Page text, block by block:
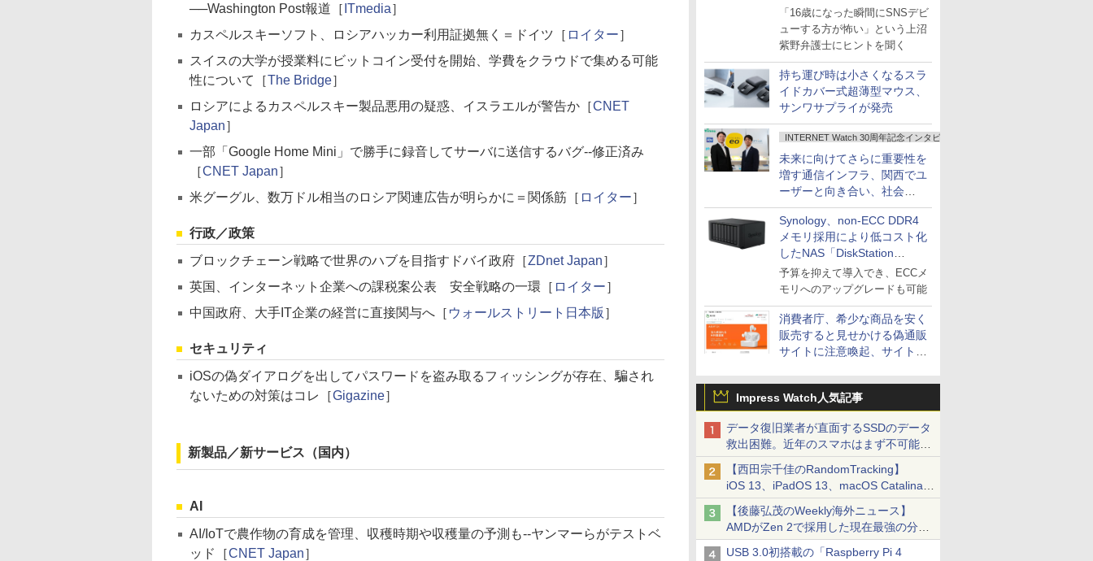
いですか？
「16歳になった瞬間にSNSデビ
ューする方が怖い」という上沼
紫野弁護士にヒントを聞く
持ち運び時は小さくなるスラ
イドカバー式超薄型マウス、
サンワサプライが発売
INTERNET Watch 30周年記念インタビュー
未来に向けてさらに重要性を
増す通信インフラ、関西でユ
ーザーと向き合い、社会
の“あたらしい”を起動し続け
る～オプテージ
Synology、non-ECC DDR4
メモリ採用により低コスト化
したNAS「DiskStation
neo+」シリーズ
予算を抑えて導入でき、ECCメ
モリへのアップグレードも可能
消費者庁、希少な商品を安く
販売すると見せかける偽通販
サイトに注意喚起、サイト名
Impress Watch人気記事
データ復旧業者が直面するSSDのデータ
救出困難。近年のスマホはまず不可能、
悪徳業者に注意を
【西田宗千佳のRandomTracking】
iOS 13、iPadOS 13、macOS Catalinaの
進化を早速体験! 何が変わったのか
【後藤弘茂のWeekly海外ニュース】
AMDがZen 2で採用した現在最強の分岐
予測「TAGE」
USB 3.0初搭載の「Raspberry Pi 4
──Washington Post報道［ ITmedia］
カスペルスキーソフト、ロシアハッカー利用証拠無く＝ドイツ［ ロイター］
スイスの大学が授業料にビットコイン受付を開始、学費をクラウドで集める可能
性について［The Bridge］
ロシアによるカスペルスキー製品悪用の疑惑、イスラエルが警告か［CNET
Japan］
一部「Google Home Mini」で勝手に録音してサーバに送信するバグ--修正済み
［CNET Japan］
米グーグル、数万ドル相当のロシア関連広告が明らかに＝関係筋［ ロイター］
行政／政策
ブロックチェーン戦略で世界のハブを目指すドバイ政府［ZDnet Japan］
英国、インターネット企業への課税案公表 安全戦略の一環［ ロイター］
中国政府、大手IT企業の経営に直接関与へ［ ウォールストリート日本版 ］
セキュリティ
iOSの偽ダイアログを出してパスワードを盗み取るフィッシングが存在、騙され
ないための対策はコレ［Gigazine］
新製品／新サービス（国内）
AI
AI/IoTで農作物の育成を管理、収穫時期や収穫量の予測も--ヤンマーらがテストベ
ッド［CNET Japan］